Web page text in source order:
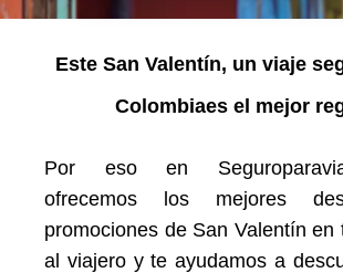
Este San Valentín, un viaje
Colombiaes el mejor
Por eso en
ofrecemos los mejores
promociones de San Valentín en
al viajero y te ayudamos a